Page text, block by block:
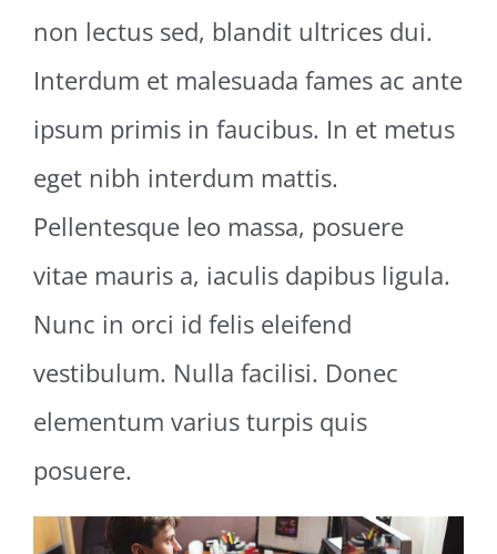
non lectus sed, blandit ultrices dui.
Interdum et malesuada fames ac ante
ipsum primis in faucibus. In et metus
eget nibh interdum mattis.
Pellentesque leo massa, posuere
vitae mauris a, iaculis dapibus ligula.
Nunc in orci id felis eleifend
vestibulum. Nulla facilisi. Donec
elementum varius turpis quis
posuere.